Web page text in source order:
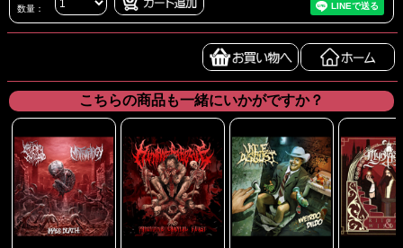
数量：
こちらの商品も一緒にいかがですか？